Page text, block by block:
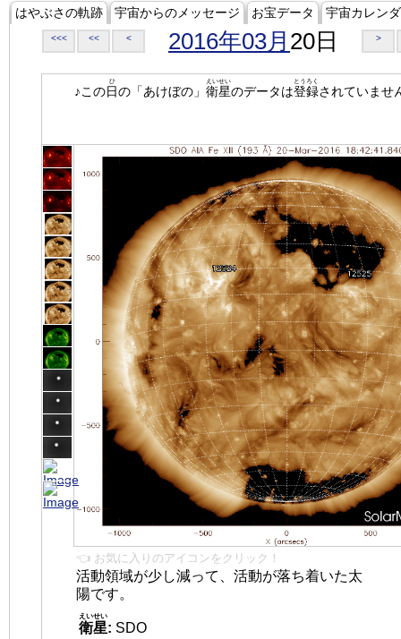
はやぶさの軌跡 宇宙からのメッセージ お宝データ 宇宙カレン
<<< << < 2016年03月 20日 >
♪この日
ひ
の「あけぼの」 衛星
えいせい
のデータは登録
とうろく
されていませ
👈 お気に入りのアイコンをクリック！
活動領域が少し減って、活動が落ち着いた太
陽です。
衛星
えいせい
: SDO